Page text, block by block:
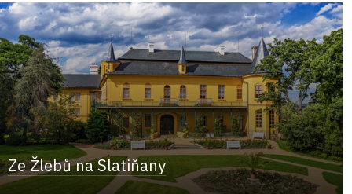
Ze Žlebů na Slatiňany